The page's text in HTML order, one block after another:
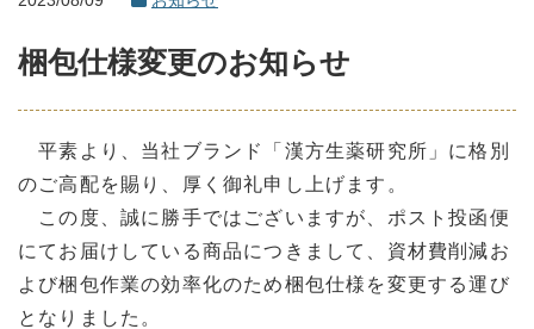
梱包仕様変更のお知らせ
平素より、当社ブランド「漢方生薬研究所」に格別
のご高配を賜り、厚く御礼申し上げます。
この度、誠に勝手ではございますが、ポスト投函便
にてお届けしている商品につきまして、資材費削減お
よび梱包作業の効率化のため梱包仕様を変更する運び
となりました。